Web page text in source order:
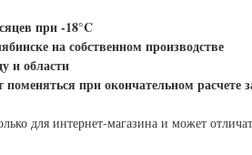
при -18°C
на собственном производстве
и области
при окончательном расчете
для интернет-магазина и может